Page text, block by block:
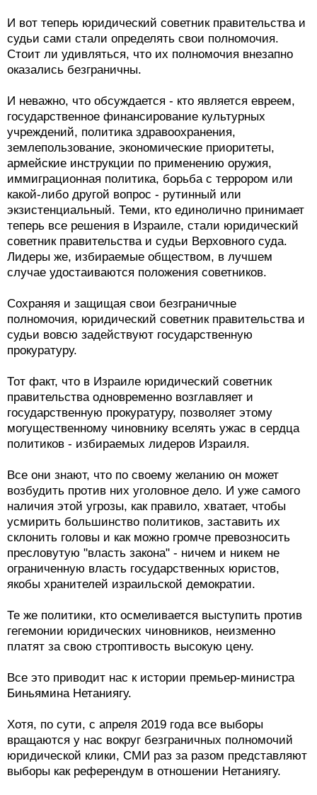
И вот теперь юридический советник правительства и
судьи сами стали определять свои полномочия.
Стоит ли удивляться, что их полномочия внезапно
оказались безграничны.
И неважно, что обсуждается - кто является евреем,
государственное финансирование культурных
учреждений, политика здравоохранения,
землепользование, экономические приоритеты,
армейские инструкции по применению оружия,
иммиграционная политика, борьба с террором или
какой-либо другой вопрос - рутинный или
экзистенциальный. Теми, кто единолично принимает
теперь все решения в Израиле, стали юридический
советник правительства и судьи Верховного суда.
Лидеры же, избираемые обществом, в лучшем
случае удостаиваются положения советников.
Сохраняя и защищая свои безграничные
полномочия, юридический советник правительства и
судьи вовсю задействуют государственную
прокуратуру.
Тот факт, что в Израиле юридический советник
правительства одновременно возглавляет и
государственную прокуратуру, позволяет этому
могущественному чиновнику вселять ужас в сердца
политиков - избираемых лидеров Израиля.
Все они знают, что по своему желанию он может
возбудить против них уголовное дело. И уже самого
наличия этой угрозы, как правило, хватает, чтобы
усмирить большинство политиков, заставить их
склонить головы и как можно громче превозносить
пресловутую "власть закона" - ничем и никем не
ограниченную власть государственных юристов,
якобы хранителей израильской демократии.
Те же политики, кто осмеливается выступить против
гегемонии юридических чиновников, неизменно
платят за свою строптивость высокую цену.
Все это приводит нас к истории премьер-министра
Биньямина Нетаниягу.
Хотя, по сути, с апреля 2019 года все выборы
вращаются у нас вокруг безграничных полномочий
юридической клики, СМИ раз за разом представляют
выборы как референдум в отношении Нетаниягу.